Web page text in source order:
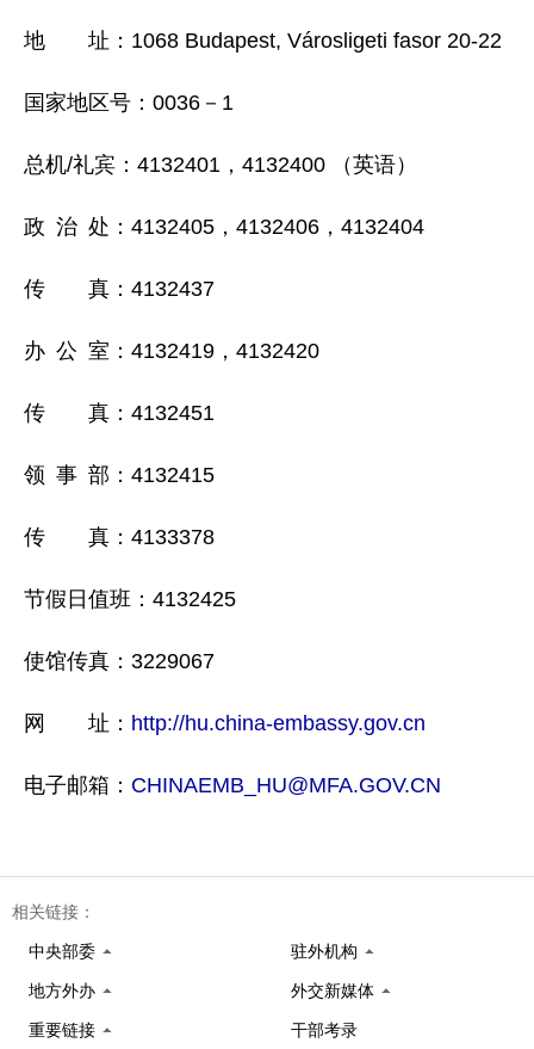
地 址：1068 Budapest, Városligeti fasor 20-22
国家地区号：0036－1
总机/礼宾：4132401，4132400 （英语）
政 治 处：4132405，4132406，4132404
传 真：4132437
办 公 室：4132419，4132420
传 真：4132451
领 事 部：4132415
传 真：4133378
节假日值班：4132425
使馆传真：3229067
网 址： http://hu.china-embassy.gov.cn
电子邮箱： CHINAEMB_HU@MFA.GOV.CN
相关链接：
中央部委 驻外机构
地方外办 外交新媒体
重要链接 干部考录